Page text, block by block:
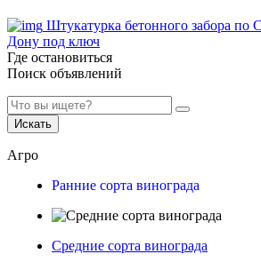
Штукатурка бетонного забора
Дону под ключ
Где остановиться
Поиск объявлений
Искать
Агро
Ранние сорта винограда
Средние сорта винограда